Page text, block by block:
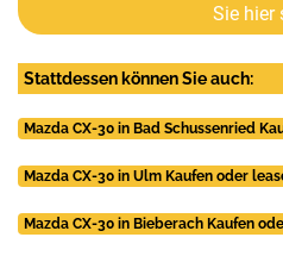
Sie hier
Stattdessen können Sie auch:
Mazda CX-30 in Bad Schussenried
Mazda CX-30 in Ulm Kaufen oder
Mazda CX-30 in Bieberach Kaufen